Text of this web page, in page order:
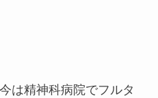
は精神科病院でフルタ